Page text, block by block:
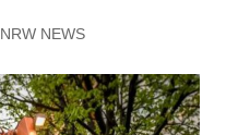
NRW NEWS